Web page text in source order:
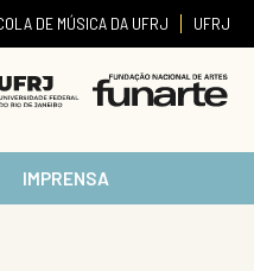
DE MÚSICA DA UFRJ UFRJ
IMPRENSA